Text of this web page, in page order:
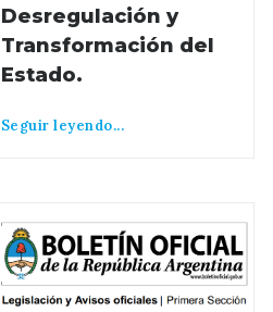
Desregulación y
Transformación del
Estado.
Seguir leyendo...